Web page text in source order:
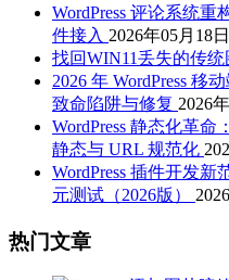
WordPress 评论系统重
件接入 2026年05月18日
找回WIN11丢失的传
2026 年 WordPress 移
致命陷阱与修复 2026
WordPress 静态化革
静态与 URL 规范化
WordPress 插件开发
元测试（2026版）
热门文章